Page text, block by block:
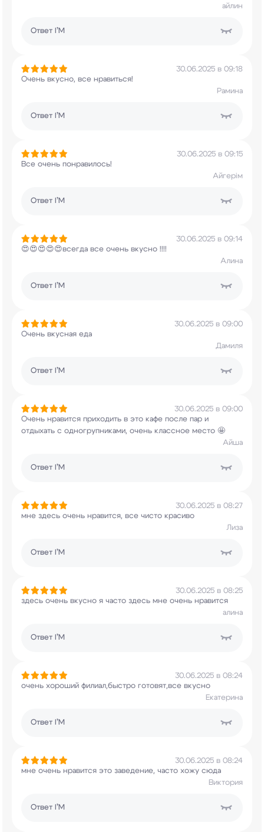
айлин
Ответ I’M
30.06.2025 в 09:18
Очень вкусно, все нравиться!
Рамина
Ответ I’M
30.06.2025 в 09:15
Все очень понравилось!
Айгерім
Ответ I’M
30.06.2025 в 09:14
😍😍😍😍😍всегда все очень вкусно !!!!
Алина
Ответ I’M
30.06.2025 в 09:00
Очень вкусная еда
Дамиля
Ответ I’M
30.06.2025 в 09:00
Очень нравится приходить в это кафе после пар и
отдыхать с одногрупниками, очень классное место 🤩
Айша
Ответ I’M
30.06.2025 в 08:27
мне здесь очень нравится, все чисто красиво
Лиза
Ответ I’M
30.06.2025 в 08:25
здесь очень вкусно я часто здесь мне очень нравится
алина
Ответ I’M
30.06.2025 в 08:24
очень хороший филиал,быстро готовят,все вкусно
Екатерина
Ответ I’M
30.06.2025 в 08:24
мне очень нравится это заведение, часто хожу сюда
Виктория
Ответ I’M